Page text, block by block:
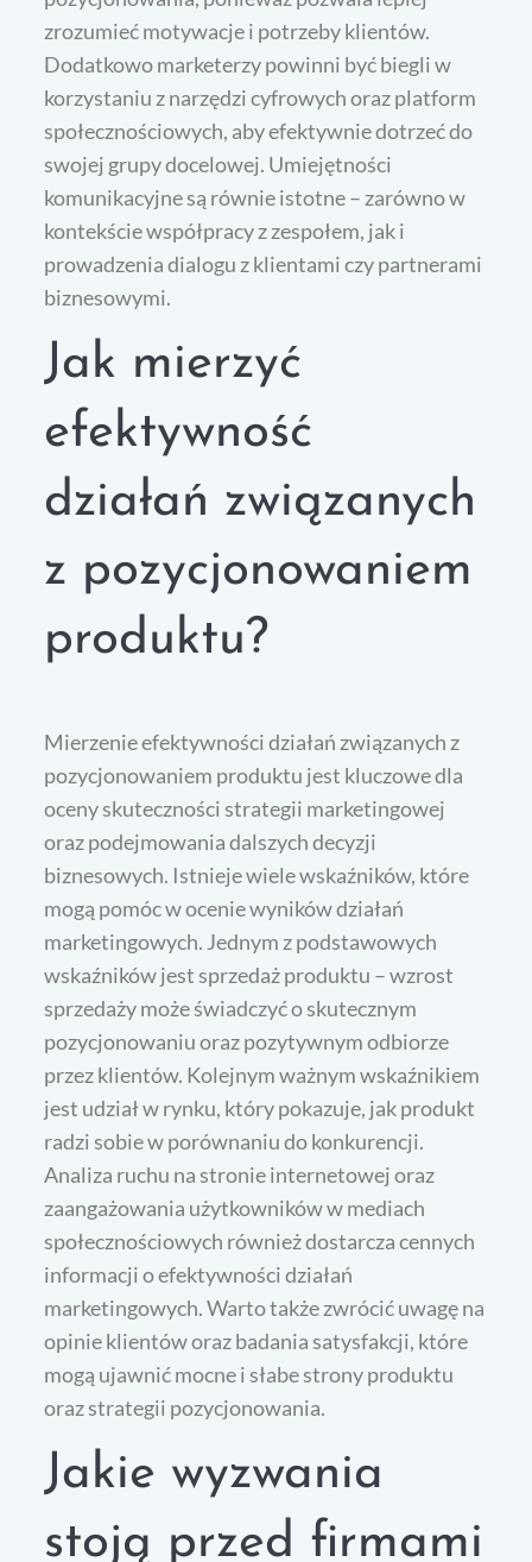
zrozumieć motywacje i potrzeby klientów.
Dodatkowo marketerzy powinni być biegli w
korzystaniu z narzędzi cyfrowych oraz platform
społecznościowych, aby efektywnie dotrzeć do
swojej grupy docelowej. Umiejętności
komunikacyjne są równie istotne – zarówno w
kontekście współpracy z zespołem, jak i
prowadzenia dialogu z klientami czy partnerami
biznesowymi.
Jak mierzyć
efektywność
działań związanych
z pozycjonowaniem
produktu?
Mierzenie efektywności działań związanych z
pozycjonowaniem produktu jest kluczowe dla
oceny skuteczności strategii marketingowej
oraz podejmowania dalszych decyzji
biznesowych. Istnieje wiele wskaźników, które
mogą pomóc w ocenie wyników działań
marketingowych. Jednym z podstawowych
wskaźników jest sprzedaż produktu – wzrost
sprzedaży może świadczyć o skutecznym
pozycjonowaniu oraz pozytywnym odbiorze
przez klientów. Kolejnym ważnym wskaźnikiem
jest udział w rynku, który pokazuje, jak produkt
radzi sobie w porównaniu do konkurencji.
Analiza ruchu na stronie internetowej oraz
zaangażowania użytkowników w mediach
społecznościowych również dostarcza cennych
informacji o efektywności działań
marketingowych. Warto także zwrócić uwagę na
opinie klientów oraz badania satysfakcji, które
mogą ujawnić mocne i słabe strony produktu
oraz strategii pozycjonowania.
Jakie wyzwania
stoją przed firmami